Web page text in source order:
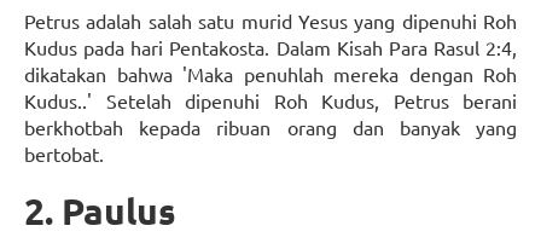
Petrus adalah salah satu murid Yesus yang dipenuhi Roh
Kudus pada hari Pentakosta. Dalam Kisah Para Rasul 2:4,
dikatakan bahwa 'Maka penuhlah mereka dengan Roh
Kudus..' Setelah dipenuhi Roh Kudus, Petrus berani
berkhotbah kepada ribuan orang dan banyak yang
bertobat.
2. Paulus